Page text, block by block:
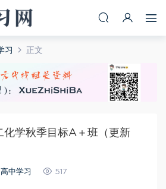
习 正文
化学秋季目标A＋班（更新
高中学习 517